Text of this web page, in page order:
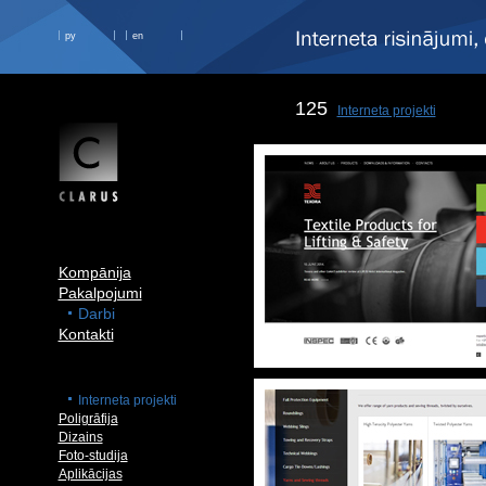
ру en
Kompānija
Pakalpojumi
Darbi
Kontakti
Interneta projekti
Poligrāfija
Dizains
Foto-studija
Aplikācijas
125 Interneta projekti